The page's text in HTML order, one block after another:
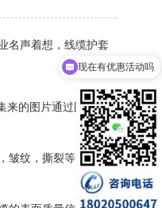
名声着想，线缆护套
来的图片通过图像处
皱纹，撕裂等等，如